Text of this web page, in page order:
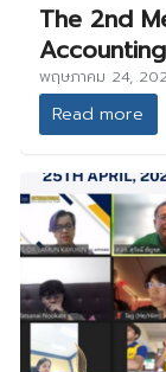
The 2nd
พฤษภาคม 24,
Read more